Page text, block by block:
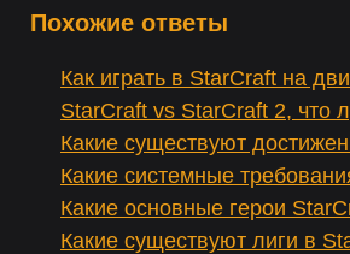
Похожие ответы
Как играть в StarCraft на
StarCraft vs StarCraft 2, что
Какие существуют
Какие системные
Какие основные герои
Какие существуют лиги в